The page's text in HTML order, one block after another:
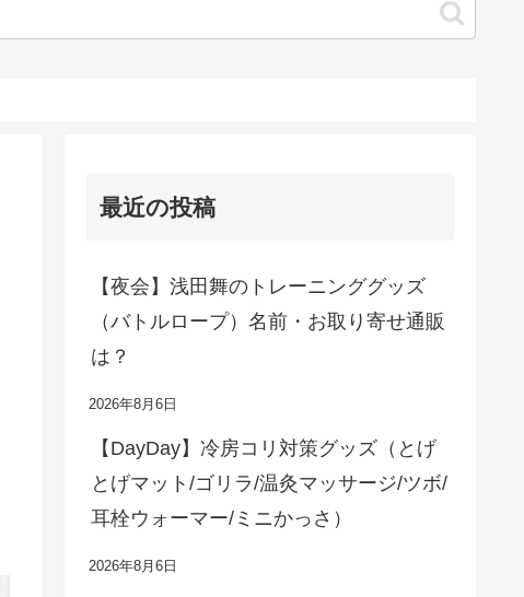
最近の投稿
【夜会】浅田舞のトレーニンググッズ
（バトルロープ）名前・お取り寄せ通販
は？
2026年8月6日
【DayDay】冷房コリ対策グッズ（とげ
とげマット/ゴリラ/温灸マッサージ/ツボ/
耳栓ウォーマー/ミニかっさ）
2026年8月6日